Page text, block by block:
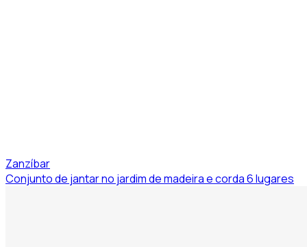
Zanzíbar
Conjunto de jantar no jardim de madeira e corda 6 lugares